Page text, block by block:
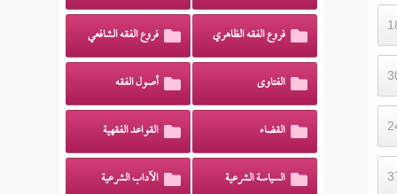
فروع الفقه الظاهري فروع الفقه الشافعي
الفتاوى أصول الفقه
القضاء القواعد الفقهية
السياسة الشرعية الآداب الشرعية